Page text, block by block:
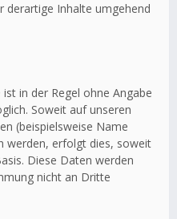
derartige Inhalte umgehend
in der Regel ohne Angabe
Soweit auf unseren
(beispielsweise Name
werden, erfolgt dies, soweit
Diese Daten werden
nicht an Dritte